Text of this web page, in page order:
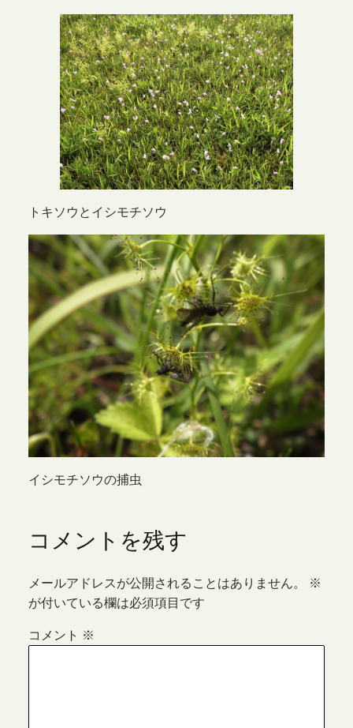
トキソウとイシモチソウ
イシモチソウの捕虫
コメントを残す
メールアドレスが公開されることはありません。
※
が付いている欄は必須項目です
コメント ※